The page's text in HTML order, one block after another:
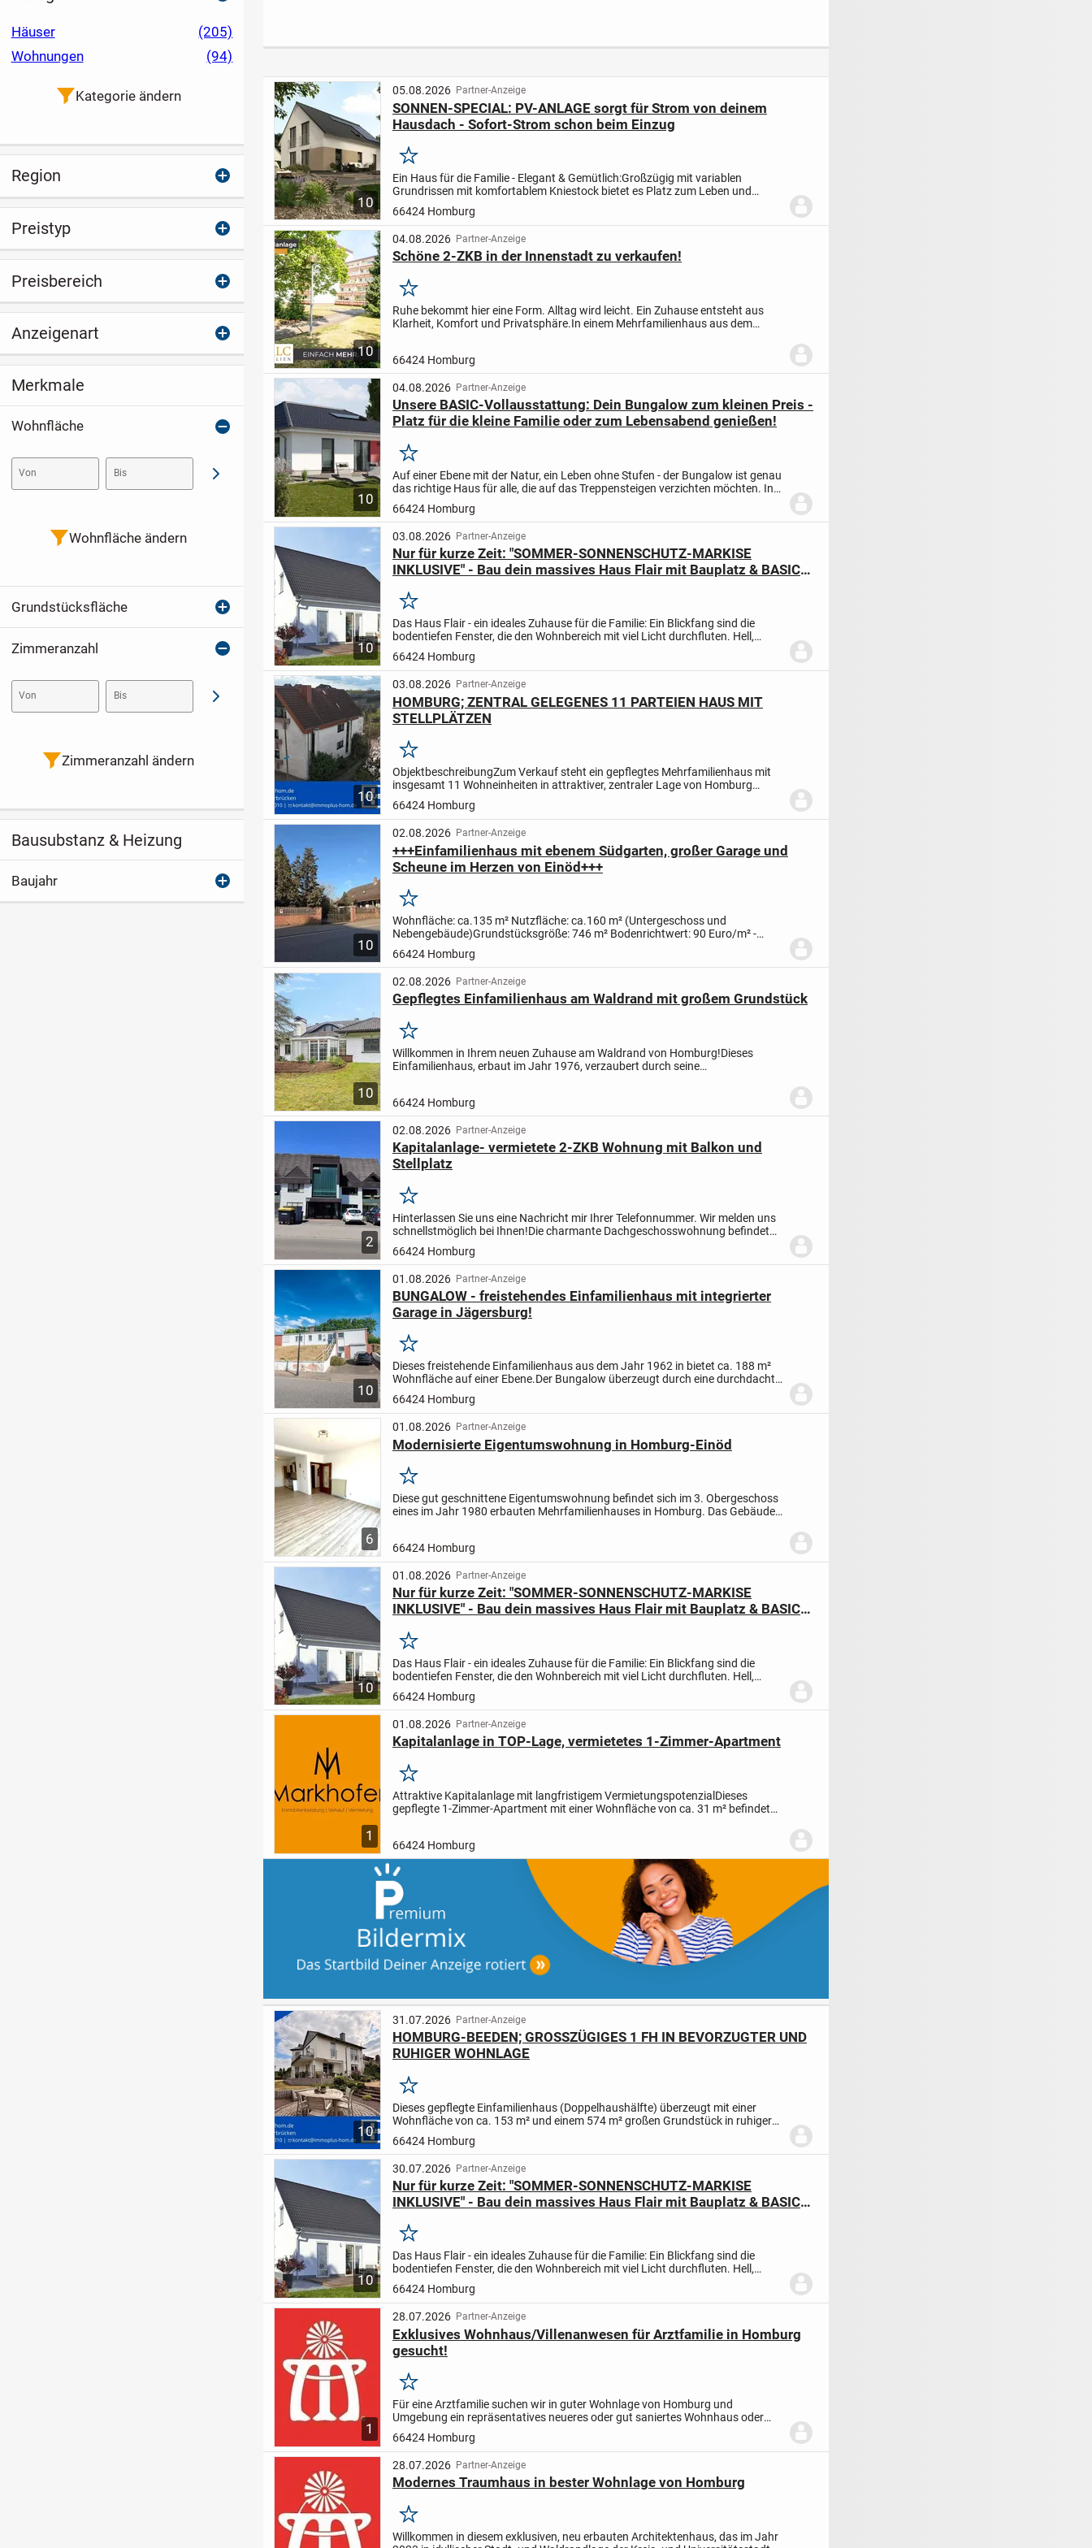
10
05.08.2026 Partner-Anzeige
SONNEN-SPECIAL: PV-ANLAGE sorgt für Strom von deinem
Hausdach - Sofort-Strom schon beim Einzug
Merken
Ein Haus für die Familie - Elegant & Gemütlich:Großzügig mit variablen
Grundrissen mit komfortablem Kniestock bietet es Platz zum Leben und
Arbeiten (z. B. Homeoffice). Ein tolles Bad sowie eine...
66424 Homburg
10
04.08.2026 Partner-Anzeige
Schöne 2-ZKB in der Innenstadt zu verkaufen!
Merken
Ruhe bekommt hier eine Form. Alltag wird leicht. Ein Zuhause entsteht aus
Klarheit, Komfort und Privatsphäre.In einem Mehrfamilienhaus aus dem
66424 Homburg
10
04.08.2026 Partner-Anzeige
Unsere BASIC-Vollausstattung: Dein Bungalow zum kleinen Preis -
Platz für die kleine Familie oder zum Lebensabend genießen!
Merken
Auf einer Ebene mit der Natur, ein Leben ohne Stufen - der Bungalow ist genau
das richtige Haus für alle, die auf das Treppensteigen verzichten möchten. In
diesem Haus können Sie sich ohne lange Wege...
66424 Homburg
10
03.08.2026 Partner-Anzeige
Nur für kurze Zeit: "SOMMER-SONNENSCHUTZ-MARKISE
INKLUSIVE" - Bau dein massives Haus Flair mit Bauplatz & BASIC-
Merken
Das Haus Flair - ein ideales Zuhause für die Familie: Ein Blickfang sind die
bodentiefen Fenster, die den Wohnbereich mit viel Licht durchfluten. Hell,
gemütlich und weitläufig - genügend Raum zum...
66424 Homburg
10
03.08.2026 Partner-Anzeige
HOMBURG; ZENTRAL GELEGENES 11 PARTEIEN HAUS MIT
STELLPLÄTZEN
Merken
ObjektbeschreibungZum Verkauf steht ein gepflegtes Mehrfamilienhaus mit
insgesamt 11 Wohneinheiten in attraktiver, zentraler Lage von Homburg
(Saar). Die Immobilie überzeugt insbesondere durch ihre...
66424 Homburg
10
02.08.2026 Partner-Anzeige
+++Einfamilienhaus mit ebenem Südgarten, großer Garage und
Scheune im Herzen von Einöd+++
Merken
Wohnfläche: ca.135 m² Nutzfläche: ca.160 m² (Untergeschoss und
Nebengebäude)Grundstücksgröße: 746 m² Bodenrichtwert: 90 Euro/m² -
(Bodenwert: 67.140.- Euro)
66424 Homburg
10
02.08.2026 Partner-Anzeige
Gepflegtes Einfamilienhaus am Waldrand mit großem Grundstück
Merken
Willkommen in Ihrem neuen Zuhause am Waldrand von Homburg!Dieses
Einfamilienhaus, erbaut im Jahr 1976, verzaubert durch seine
66424 Homburg
2
02.08.2026 Partner-Anzeige
Kapitalanlage- vermietete 2-ZKB Wohnung mit Balkon und
Stellplatz
Merken
Hinterlassen Sie uns eine Nachricht mir Ihrer Telefonnummer. Wir melden uns
schnellstmöglich bei Ihnen!Die charmante Dachgeschosswohnung befindet
sich in einem gepflegten Mehrfamilienhaus ohne...
66424 Homburg
10
01.08.2026 Partner-Anzeige
BUNGALOW - freistehendes Einfamilienhaus mit integrierter
Garage in Jägersburg!
Merken
Dieses freistehende Einfamilienhaus aus dem Jahr 1962 in bietet ca. 188 m²
Wohnfläche auf einer Ebene.Der Bungalow überzeugt durch eine durchdachte
Raumaufteilung: die offene Raumgestaltung in...
66424 Homburg
6
01.08.2026 Partner-Anzeige
Modernisierte Eigentumswohnung in Homburg-Einöd
Merken
Diese gut geschnittene Eigentumswohnung befindet sich im 3. Obergeschoss
eines im Jahr 1980 erbauten Mehrfamilienhauses in Homburg. Das Gebäude
66424 Homburg
10
01.08.2026 Partner-Anzeige
Nur für kurze Zeit: "SOMMER-SONNENSCHUTZ-MARKISE
INKLUSIVE" - Bau dein massives Haus Flair mit Bauplatz & BASIC-
Merken
Das Haus Flair - ein ideales Zuhause für die Familie: Ein Blickfang sind die
bodentiefen Fenster, die den Wohnbereich mit viel Licht durchfluten. Hell,
gemütlich und weitläufig - genügend Raum zum...
66424 Homburg
1
01.08.2026 Partner-Anzeige
Kapitalanlage in TOP-Lage, vermietetes 1-Zimmer-Apartment
Merken
Attraktive Kapitalanlage mit langfristigem Vermietungspotenzial Dieses
gepflegte 1-Zimmer-Apartment mit einer Wohnfläche von ca. 31 m² befindet
66424 Homburg
10
31.07.2026 Partner-Anzeige
HOMBURG-BEEDEN; GROSSZÜGIGES 1 FH IN BEVORZUGTER UND
RUHIGER WOHNLAGE
Merken
Dieses gepflegte Einfamilienhaus (Doppelhaushälfte) überzeugt mit einer
Wohnfläche von ca. 153 m² und einem 574 m² großen Grundstück in ruhiger
Wohnlage direkt am Feldrand. Die gelungene Kombination...
66424 Homburg
10
30.07.2026 Partner-Anzeige
Nur für kurze Zeit: "SOMMER-SONNENSCHUTZ-MARKISE
INKLUSIVE" - Bau dein massives Haus Flair mit Bauplatz & BASIC-
Merken
Das Haus Flair - ein ideales Zuhause für die Familie: Ein Blickfang sind die
bodentiefen Fenster, die den Wohnbereich mit viel Licht durchfluten. Hell,
gemütlich und weitläufig - genügend Raum zum...
66424 Homburg
1
28.07.2026 Partner-Anzeige
Exklusives Wohnhaus/Villenanwesen für Arztfamilie in Homburg
gesucht!
Merken
Für eine Arztfamilie suchen wir in guter Wohnlage von Homburg und
Umgebung ein repräsentatives neueres oder gut saniertes Wohnhaus oder
Villenanwesen mit mindestens 200 bis 250 m² Wohnfläche auf einem...
66424 Homburg
28.07.2026 Partner-Anzeige
Modernes Traumhaus in bester Wohnlage von Homburg
Merken
Willkommen in diesem exklusiven, neu erbauten Architektenhaus, das im Jahr
Häuser
(205)
Wohnungen
(94)
Kategorie ändern
Region
Preistyp
Preisbereich
Anzeigenart
Merkmale
Wohnfläche
Von Bis Abschicken
Wohnfläche ändern
Grundstücksfläche
Zimmeranzahl
Von Bis Abschicken
Zimmeranzahl ändern
Bausubstanz & Heizung
Baujahr